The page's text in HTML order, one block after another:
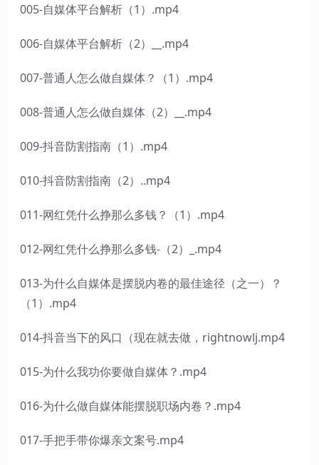
005-自媒体平台解析（1）.mp4
006-自媒体平台解析（2）__.mp4
007-普通人怎么做自媒体？（1）.mp4
008-普通人怎么做自媒体（2）__.mp4
009-抖音防割指南（1）.mp4
010-抖音防割指南（2）..mp4
011-网红凭什么挣那么多钱？（1）.mp4
012-网红凭什么挣那么多钱-（2）_.mp4
013-为什么自媒体是摆脱内卷的最佳途径（之一）？
（1）.mp4
014-抖音当下的风口（现在就去做，rightnowlj.mp4
015-为什么我功你要做自媒体？.mp4
016-为什么做自媒体能摆脱职场内卷？.mp4
017-手把手带你爆亲文案号.mp4